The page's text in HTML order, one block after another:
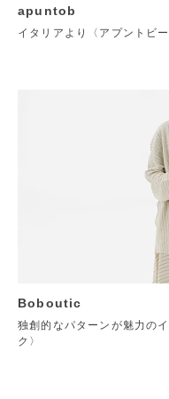
apuntob
イタリアより〈アプントビ
Boboutic
独創的なパターンが魅力の
ク〉